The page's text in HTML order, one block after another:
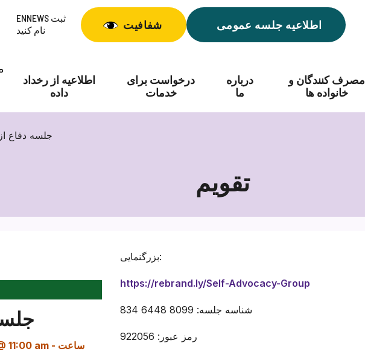
ENNEWS ثبت
نام کنید
شفافیت اطلاعیه جلسه عمومی
اطلاعیه از رخداد
داده
درخواست برای
خدمات
درباره
ما
مصرف کنندگان و
خانواده ها
جلسه دفاع
تقویم
11:00 am - ساعت
بزرگنمایی:
https://rebrand.ly/Self-Advocacy-Group
شناسه جلسه: 8099 6448 834
رمز عبور: 922056